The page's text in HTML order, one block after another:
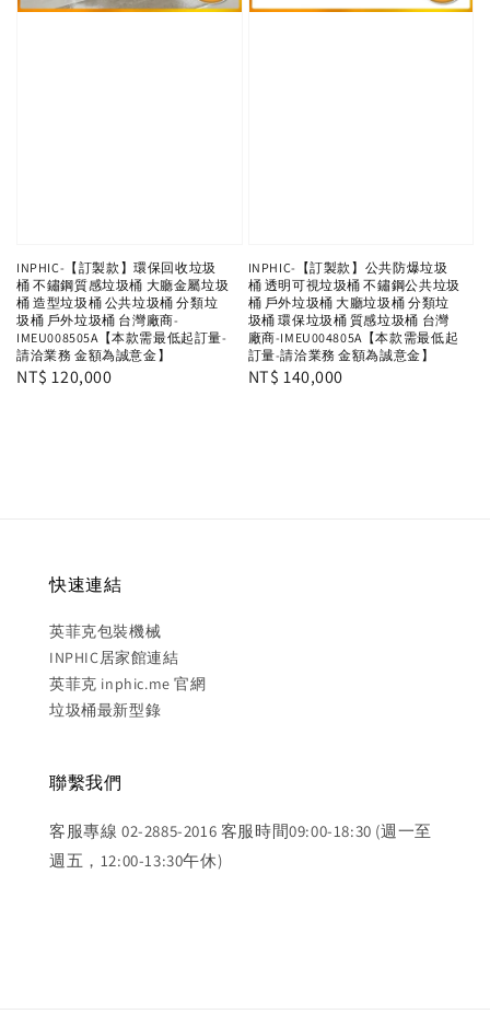
INPHIC-【訂製款】環保回收垃圾
桶 不鏽鋼質感垃圾桶 大廳金屬垃圾
桶 造型垃圾桶 公共垃圾桶 分類垃
圾桶 戶外垃圾桶 台灣廠商-
IMEU008505A【本款需最低起訂量-
請洽業務 金額為誠意金】
Regular
NT$ 120,000
INPHIC-【訂製款】公共防爆垃圾
桶 透明可視垃圾桶 不鏽鋼公共垃圾
桶 戶外垃圾桶 大廳垃圾桶 分類垃
圾桶 環保垃圾桶 質感垃圾桶 台灣
廠商-IMEU004805A【本款需最低起
訂量-請洽業務 金額為誠意金】
Regular
NT$ 140,000
快速連結
英菲克包裝機械
INPHIC居家館連結
英菲克 inphic.me 官網
垃圾桶最新型錄
聯繫我們
客服專線 02-2885-2016 客服時間09:00-18:30 (週一至
週五，12:00-13:30午休)